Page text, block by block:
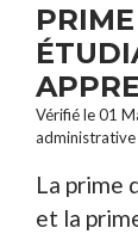
Vérifié le 01
administrative
La prime
et la